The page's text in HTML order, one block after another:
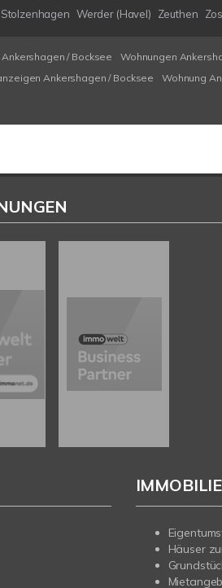
Werder (Havel) Zeuthen
/ Bocksee Wohnungen
Ankershagen / Bocksee
Wohnung
Häuser